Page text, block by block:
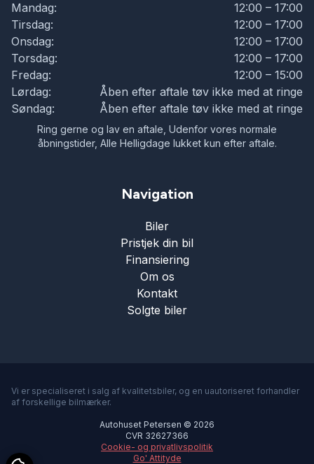
Mandag:
12:00 – 17:00
Tirsdag:
12:00 – 17:00
Onsdag:
12:00 – 17:00
Torsdag:
12:00 – 17:00
Fredag:
12:00 – 15:00
Lørdag:
Åben efter aftale tøv ikke med at ringe
Søndag:
Åben efter aftale tøv ikke med at ringe
Ring gerne og lav en aftale, Udenfor vores normale
åbningstider, Alle Helligdage lukket kun efter aftale.
Navigation
Biler
Pristjek din bil
Finansiering
Om os
Kontakt
Solgte biler
Vi er specialiseret i salg af kvalitetsbiler, og en uautoriseret forhandler
af forskellige bilmærker.
Autohuset Petersen © 2026
CVR 32627366
Cookie- og privatlivspolitik
Go' Attityde